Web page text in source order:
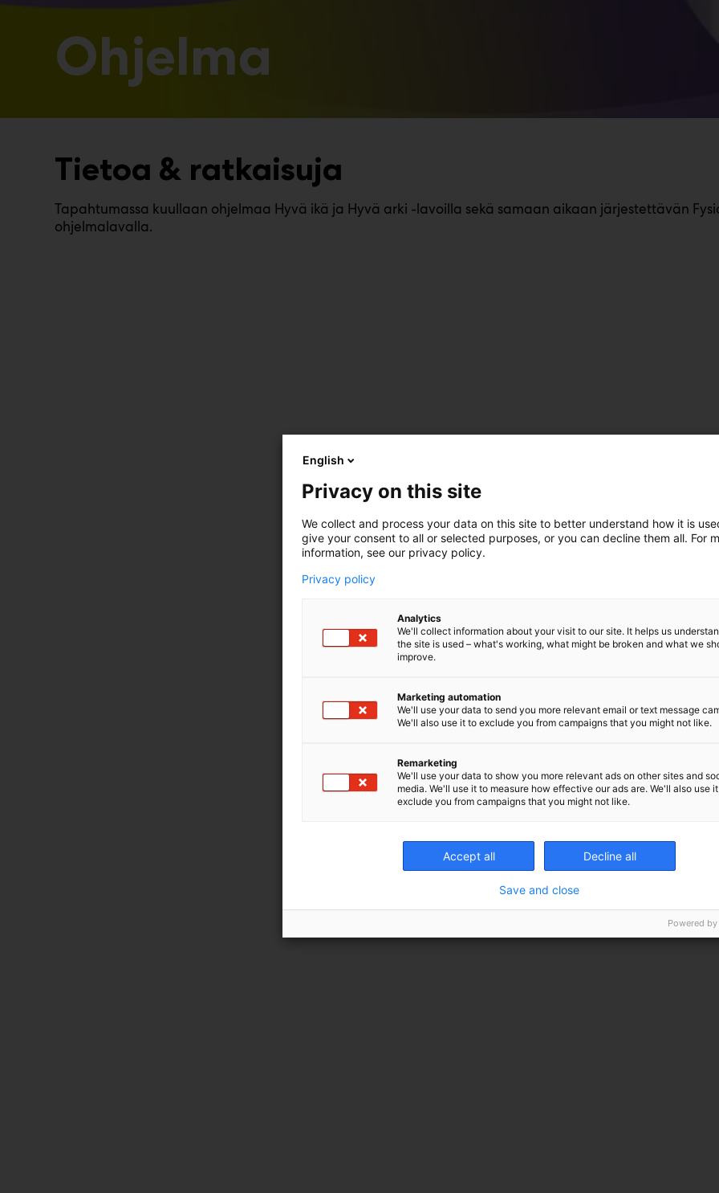
Ohjelma
Tietoa & ratkaisuja
Tapahtumassa kuullaan ohjelmaa Hyvä ikä ja Hyvä arki -lavoilla sekä samaan aikaan järjestettävän
ohjelmalavalla.
English
Privacy on this site
We collect and process your data on this site to better understand how it is
give your consent to all or selected purposes, or you can decline them all. For
information, see our privacy policy.
Privacy policy
Analytics
We'll collect information about your visit to our site. It helps us
the site is used – what's working, what might be broken and what we
improve.
Marketing automation
We'll use your data to send you more relevant email or text message
We'll also use it to exclude you from campaigns that you might not like.
Remarketing
We'll use your data to show you more relevant ads on other sites and
media. We'll use it to measure how effective our ads are. We'll also use
exclude you from campaigns that you might not like.
Accept all Decline all
Save and close
Powered by